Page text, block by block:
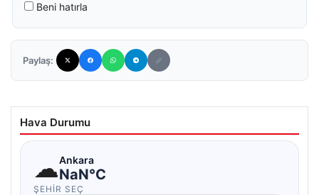
Beni hatırla
Paylaş:
Hava Durumu
☁Ankara
NaN°C
ŞEHIR SEÇ